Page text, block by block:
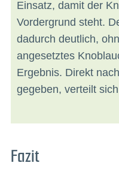
Einsatz, damit der
Vordergrund steht.
dadurch deutlich,
angesetztes
Ergebnis. Direkt
gegeben, verteilt
Fazit